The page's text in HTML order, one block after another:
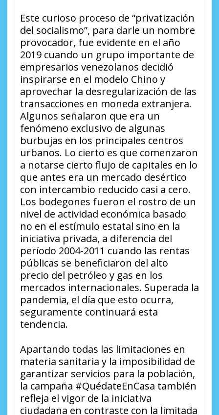
Este curioso proceso de “privatización
del socialismo”, para darle un nombre
provocador, fue evidente en el año
2019 cuando un grupo importante de
empresarios venezolanos decidió
inspirarse en el modelo Chino y
aprovechar la desregularización de las
transacciones en moneda extranjera.
Algunos señalaron que era un
fenómeno exclusivo de algunas
burbujas en los principales centros
urbanos. Lo cierto es que comenzaron
a notarse cierto flujo de capitales en lo
que antes era un mercado desértico
con intercambio reducido casi a cero.
Los bodegones fueron el rostro de un
nivel de actividad económica basado
no en el estímulo estatal sino en la
iniciativa privada, a diferencia del
período 2004-2011 cuando las rentas
públicas se beneficiaron del alto
precio del petróleo y gas en los
mercados internacionales. Superada la
pandemia, el día que esto ocurra,
seguramente continuará esta
tendencia.
Apartando todas las limitaciones en
materia sanitaria y la imposibilidad de
garantizar servicios para la población,
la campaña #QuédateEnCasa también
refleja el vigor de la iniciativa
ciudadana en contraste con la limitada